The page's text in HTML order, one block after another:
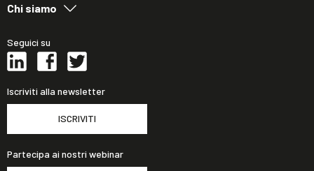
Chi siamo
Seguici su
Iscriviti alla newsletter
ISCRIVITI
Partecipa ai nostri webinar